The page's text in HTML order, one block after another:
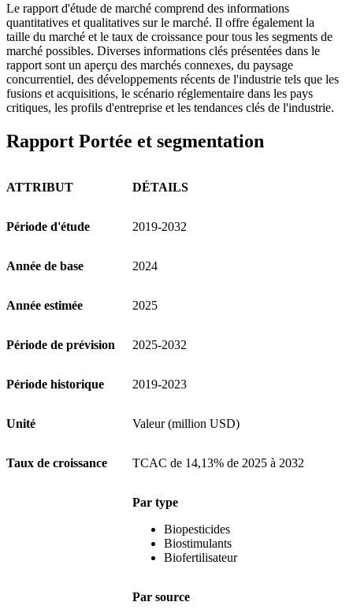
Le rapport d'étude de marché comprend des informations
quantitatives et qualitatives sur le marché. Il offre également la
taille du marché et le taux de croissance pour tous les segments de
marché possibles. Diverses informations clés présentées dans le
rapport sont un aperçu des marchés connexes, du paysage
concurrentiel, des développements récents de l'industrie tels que les
fusions et acquisitions, le scénario réglementaire dans les pays
critiques, les profils d'entreprise et les tendances clés de l'industrie.
Rapport Portée et segmentation
ATTRIBUT DÉTAILS
Période d'étude 2019-2032
Année de base 2024
Année estimée 2025
Période de prévision 2025-2032
Période historique 2019-2023
Unité Valeur (million USD)
Taux de croissance TCAC de 14,13% de 2025 à 2032
Par type
Biopesticides
Biostimulants
Biofertilisateur
Par source